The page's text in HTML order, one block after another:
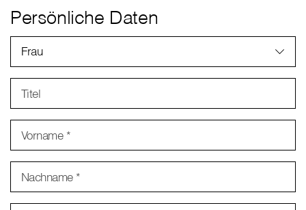
Persönliche Daten
Frau
Titel
Vorname *
Nachname *